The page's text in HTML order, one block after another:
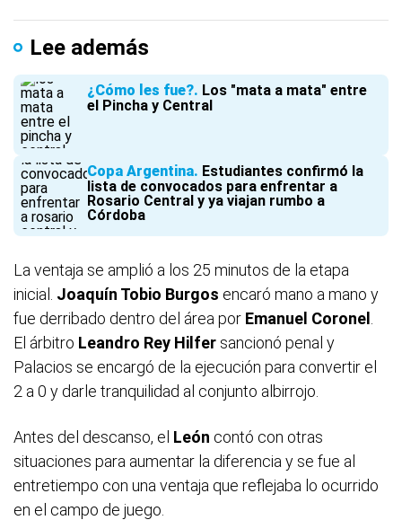
Lee además
¿Cómo les fue? Los "mata a mata" entre
el Pincha y Central
Copa Argentina Estudiantes confirmó la
lista de convocados para enfrentar a
Rosario Central y ya viajan rumbo a
Córdoba
La ventaja se amplió a los 25 minutos de la etapa
inicial. Joaquín Tobio Burgos encaró mano a mano y
fue derribado dentro del área por Emanuel Coronel
El árbitro Leandro Rey Hilfer sancionó penal y
Palacios se encargó de la ejecución para convertir el
2 a 0 y darle tranquilidad al conjunto albirrojo.
Antes del descanso, el León contó con otras
situaciones para aumentar la diferencia y se fue al
entretiempo con una ventaja que reflejaba lo ocurrido
en el campo de juego.